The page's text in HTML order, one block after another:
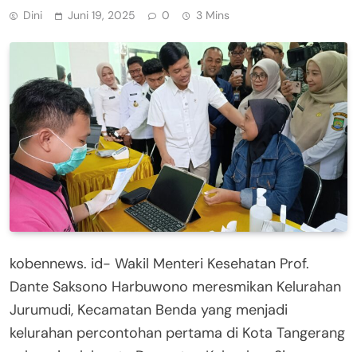
Dini Juni 19, 2025 0 3 Mins
kobennews. id- Wakil Menteri Kesehatan Prof.
Dante Saksono Harbuwono meresmikan Kelurahan
Jurumudi, Kecamatan Benda yang menjadi
kelurahan percontohan pertama di Kota Tangerang